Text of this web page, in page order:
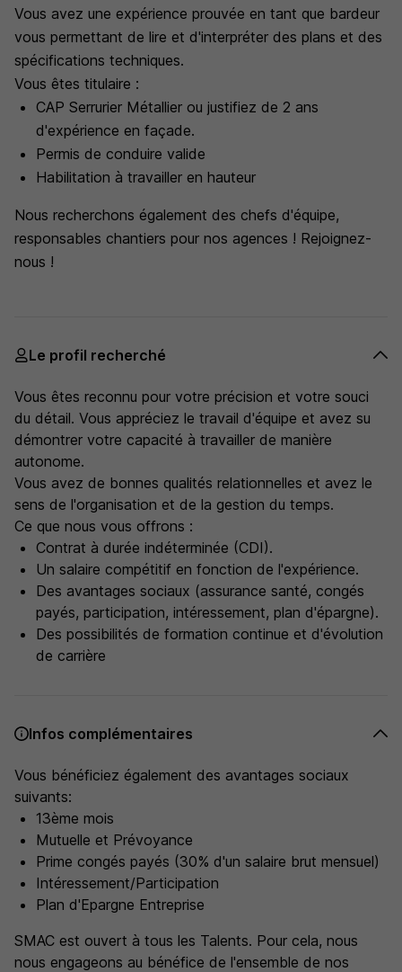
Vous avez une expérience prouvée en tant que bardeur
vous permettant de lire et d'interpréter des plans et des
spécifications techniques.
Vous êtes titulaire :
CAP Serrurier Métallier ou justifiez de 2 ans
d'expérience en façade.
Permis de conduire valide
Habilitation à travailler en hauteur
Nous recherchons également des chefs d'équipe,
responsables chantiers pour nos agences ! Rejoignez-
nous !
Le profil recherché
Vous êtes reconnu pour votre précision et votre souci
du détail. Vous appréciez le travail d'équipe et avez su
démontrer votre capacité à travailler de manière
autonome.
Vous avez de bonnes qualités relationnelles et avez le
sens de l'organisation et de la gestion du temps.
Ce que nous vous offrons :
Contrat à durée indéterminée (CDI).
Un salaire compétitif en fonction de l'expérience.
Des avantages sociaux (assurance santé, congés
payés, participation, intéressement, plan d'épargne).
Des possibilités de formation continue et d'évolution
de carrière
Infos complémentaires
Vous bénéficiez également des avantages sociaux
suivants:
13ème mois
Mutuelle et Prévoyance
Prime congés payés (30% d'un salaire brut mensuel)
Intéressement/Participation
Plan d'Epargne Entreprise
SMAC est ouvert à tous les Talents. Pour cela, nous
nous engageons au bénéfice de l'ensemble de nos